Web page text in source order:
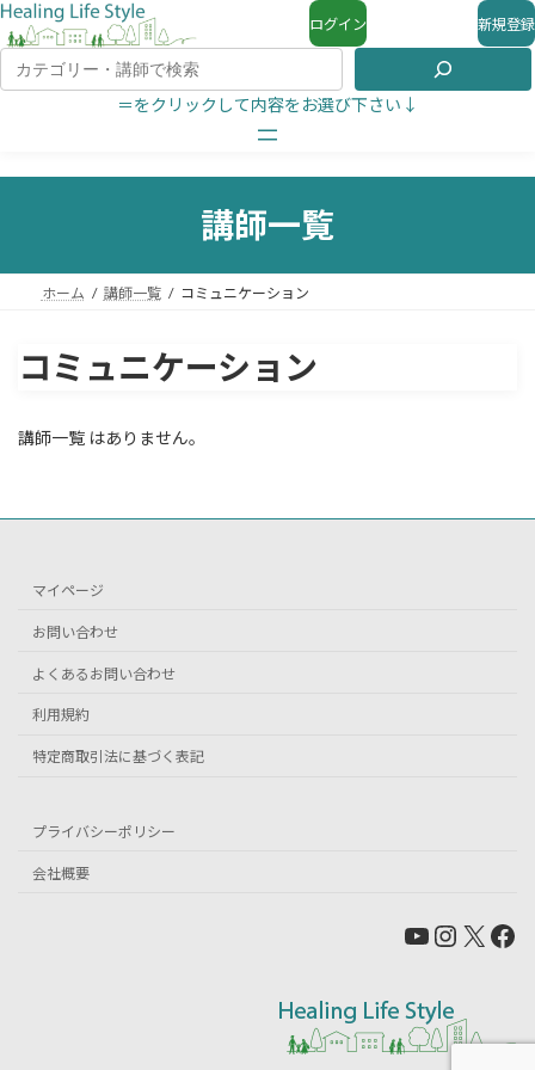
ログイン 新規登録
＝をクリックして内容をお選び下さい↓
講師一覧
ホーム 講師一覧 コミュニケーション
コミュニケーション
講師一覧 はありません。
マイページ
お問い合わせ
よくあるお問い合わせ
利用規約
特定商取引法に基づく表記
プライバシーポリシー
会社概要